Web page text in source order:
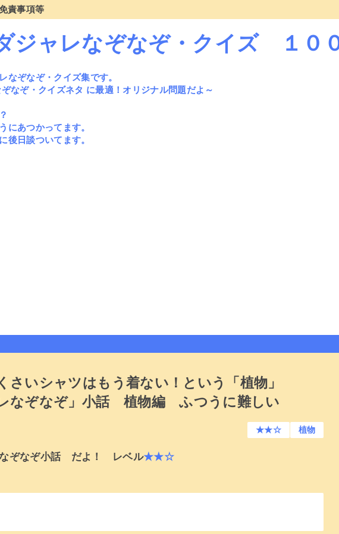
責事項等
ジャレなぞなぞ・クイズ １０
なぞなぞ・クイズ集です。
なぞ・クイズネタ に最適！オリジナル問題だよ～
にあつかってます。
後日談ついてます。
さいシャツはもう着ない！という「植物」
なぞなぞ」小話 植物編 ふつうに難しい
★★☆ 植物
ぞなぞ小話 だよ！ レベル★★☆